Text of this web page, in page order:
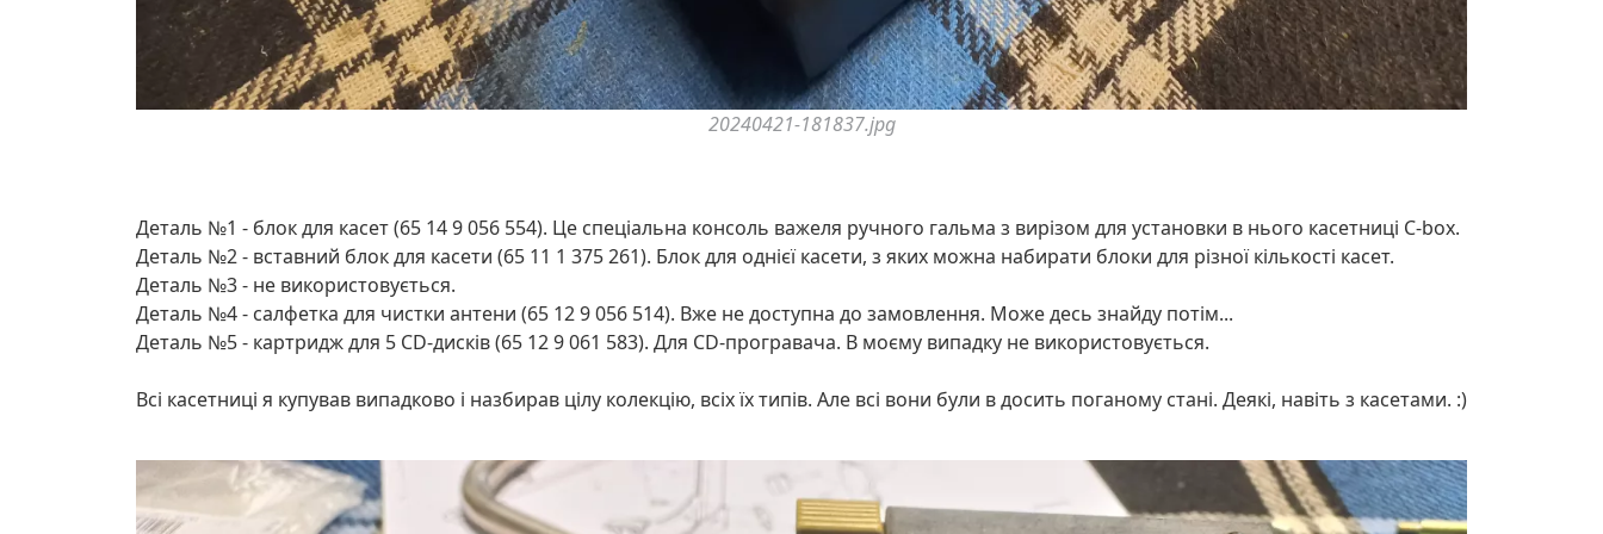
20240421-181837.jpg
Деталь №1 - блок для касет (65 14 9 056 554). Це спеціальна консоль важеля ручного гальма з вирізом для установки в нього касетниці C-box.
Деталь №2 - вставний блок для касети (65 11 1 375 261). Блок для однієї касети, з яких можна набирати блоки для різної кількості касет.
Деталь №3 - не використовується.
Деталь №4 - салфетка для чистки антени (65 12 9 056 514). Вже не доступна до замовлення. Може десь знайду потім...
Деталь №5 - картридж для 5 CD-дисків (65 12 9 061 583). Для CD-програвача. В моєму випадку не використовується.
Всі касетниці я купував випадково і назбирав цілу колекцію, всіх їх типів. Але всі вони були в досить поганому стані. Деякі, навіть з касетами. :)